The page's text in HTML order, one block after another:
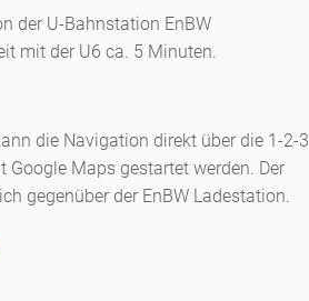
der U-Bahnstation EnBW
mit der U6 ca. 5 Minuten.
die Navigation direkt über die 1-2-3
Google Maps gestartet werden. Der
gegenüber der EnBW Ladestation.